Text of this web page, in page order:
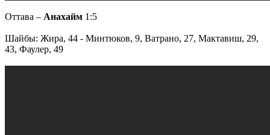
Оттава – Анахайм 1:5
Шайбы: Жира, 44 - Минтюков, 9, Ватрано, 27, Мактавиш, 29,
43, Фаулер, 49